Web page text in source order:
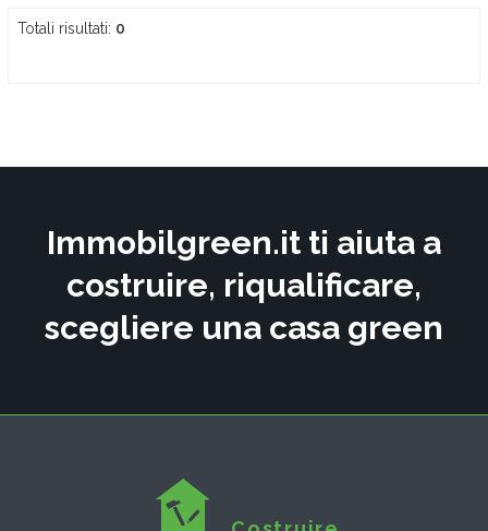
Totali risultati: 0
Immobilgreen.it ti aiuta a
costruire, riqualificare,
scegliere una casa green